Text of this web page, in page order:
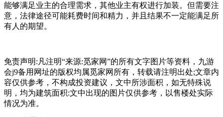
能够满足业主的合理需求，其他业主有权进行加装。但需要注
意，法律途径可能耗费时间和精力，并且结果不一定能满足所
有人的期望‌。
免责声明:凡注明“来源:觅家网”的所有文字图片等资料，九游
会j9备用网址的版权均属觅家网所有，转载请注明出处;文章内
容仅供参考，不构成投资建议，文中所涉面积，如无特殊说
明，均为建筑面积:文中出现的图片仅供参考，以售楼处实际
情况为准。